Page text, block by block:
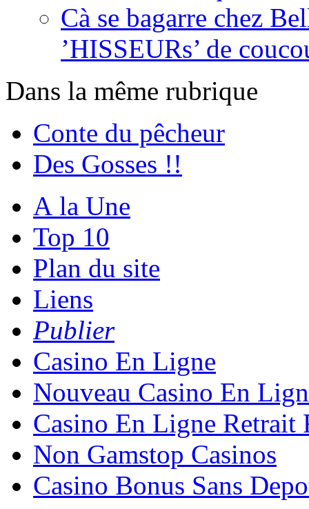
Cà se bagarre chez
’HISSEURs’ de
Dans la même rubrique
Conte du pêcheur
Des Gosses !!
A la Une
Top 10
Plan du site
Liens
Publier
Casino En Ligne
Nouveau Casino En
Casino En Ligne Retrait
Non Gamstop Casinos
Casino Bonus Sans